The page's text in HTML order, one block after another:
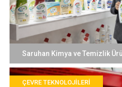
Saruhan Kimya ve Temizlik
ÇEVRE TEKNOLOJILERI